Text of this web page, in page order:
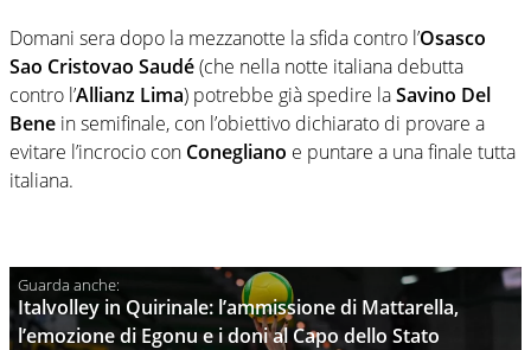
Domani sera dopo la mezzanotte la sfida contro l’Osasco
Sao Cristovao Saudé(che nella notte italiana debutta
contro l’Allianz Lima) potrebbe già spedire laSavino Del
Bene in semifinale, con l’obiettivo dichiarato di provare a
evitare l’incrocio con Conegliano e puntare a una finale tutta
italiana.
Italvolley in Quirinale: l’ammissione di Mattarella,
l’emozione di Egonu e i doni al Capo dello Stato